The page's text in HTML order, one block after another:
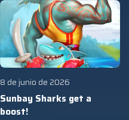
8 de junio de 2026
Sunbay Sharks get a
boost!